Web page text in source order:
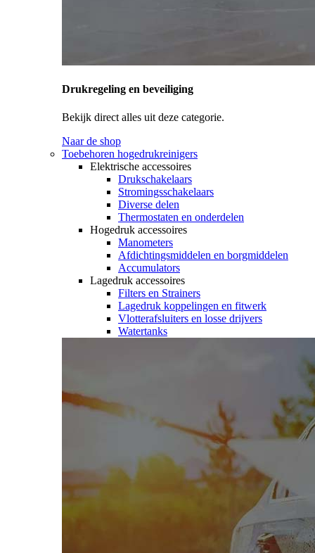
Drukregeling en beveiliging
Bekijk direct alles uit deze categorie.
Naar de shop
Toebehoren hogedrukreinigers
Elektrische accessoires
Drukschakelaars
Stromingsschakelaars
Diverse delen
Thermostaten en onderdelen
Hogedruk accessoires
Manometers
Afdichtingsmiddelen en borgmiddelen
Accumulators
Lagedruk accessoires
Filters en Strainers
Lagedruk koppelingen en fitwerk
Vlotterafsluiters en losse drijvers
Watertanks